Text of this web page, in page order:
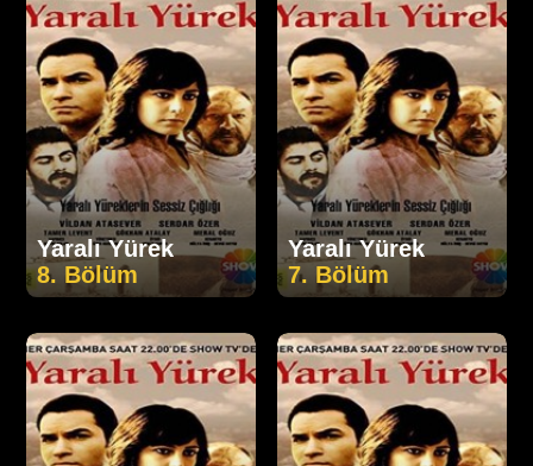
Yaralı Yürek
8. Bölüm
Yaralı Yürek
7. Bölüm